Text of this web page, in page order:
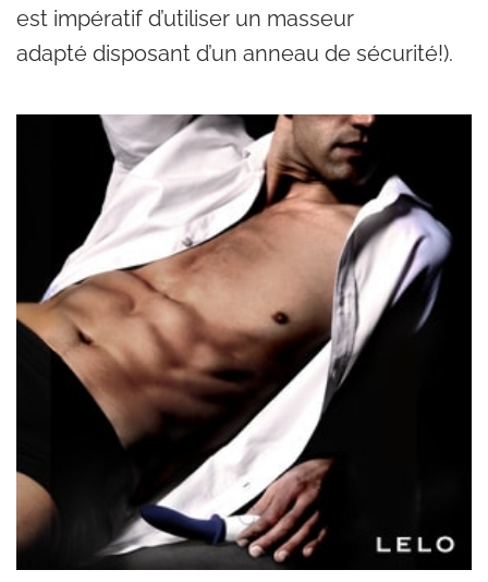
est impératif d’utiliser un masseur
adapté disposant d’un anneau de sécurité!).